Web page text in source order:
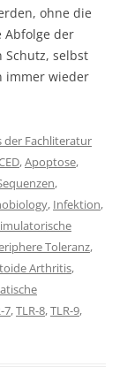
ohne die
Abfolge der
selbst
immer wieder
der Fachliteratur
,Apoptose,
,
, Infektion,
Toleranz,
Arthritis,
7,TLR-8,TLR-9,